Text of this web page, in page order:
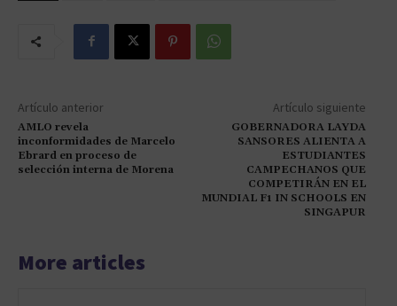
Artículo anterior
AMLO revela
inconformidades de Marcelo
Ebrard en proceso de
selección interna de Morena
Artículo siguiente
GOBERNADORA LAYDA
SANSORES ALIENTA A
ESTUDIANTES
CAMPECHANOS QUE
COMPETIRÁN EN EL
MUNDIAL F1 IN SCHOOLS EN
SINGAPUR
More articles